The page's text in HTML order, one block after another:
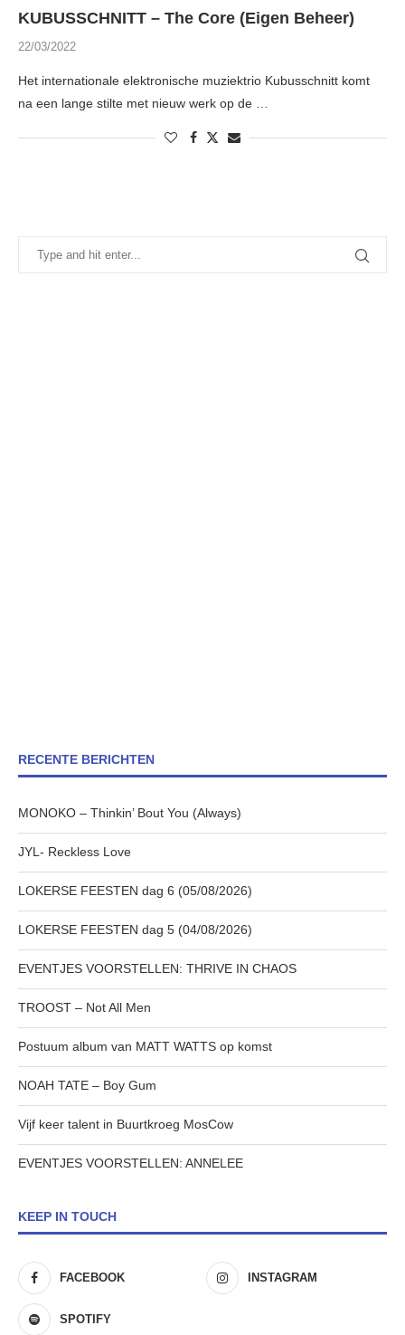
KUBUSSCHNITT – The Core (Eigen Beheer)
22/03/2022
Het internationale elektronische muziektrio Kubusschnitt komt
na een lange stilte met nieuw werk op de …
RECENTE BERICHTEN
MONOKO – Thinkin’ Bout You (Always)
JYL- Reckless Love
LOKERSE FEESTEN dag 6 (05/08/2026)
LOKERSE FEESTEN dag 5 (04/08/2026)
EVENTJES VOORSTELLEN: THRIVE IN CHAOS
TROOST – Not All Men
Postuum album van MATT WATTS op komst
NOAH TATE – Boy Gum
Vijf keer talent in Buurtkroeg MosCow
EVENTJES VOORSTELLEN: ANNELEE
KEEP IN TOUCH
FACEBOOK INSTAGRAM
SPOTIFY